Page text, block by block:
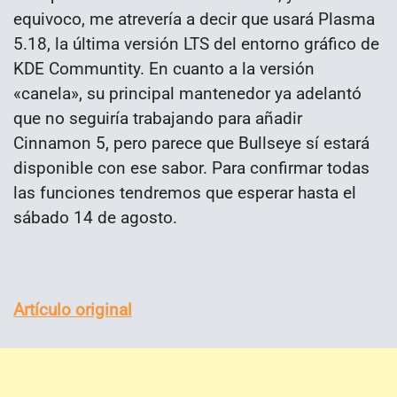
equivoco, me atrevería a decir que usará Plasma
5.18, la última versión LTS del entorno gráfico de
KDE Communtity. En cuanto a la versión
«canela», su principal mantenedor ya adelantó
que no seguiría trabajando para añadir
Cinnamon 5, pero parece que Bullseye sí estará
disponible con ese sabor. Para confirmar todas
las funciones tendremos que esperar hasta el
sábado 14 de agosto.
Artículo original